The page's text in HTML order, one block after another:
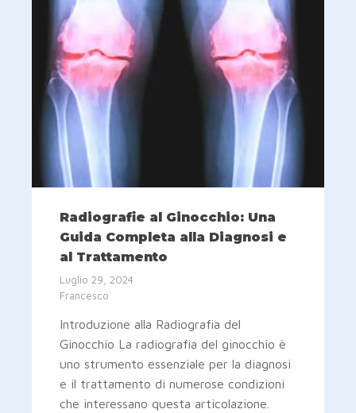
Radiografie al Ginocchio: Una
Guida Completa alla Diagnosi e
al Trattamento
Luglio 29, 2024
Francesco
Introduzione alla Radiografia del
Ginocchio La radiografia del ginocchio è
uno strumento essenziale per la diagnosi
e il trattamento di numerose condizioni
che interessano questa articolazione.